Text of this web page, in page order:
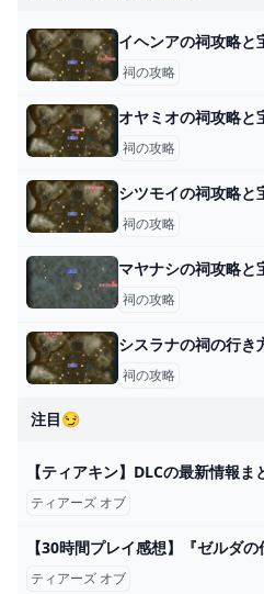
イヘンアの祠攻略と
祠の攻略
オヤミオの祠攻略と
祠の攻略
シツモイの祠攻略と
祠の攻略
マヤナシの祠攻略と
祠の攻略
シスラナの祠の行き
祠の攻略
注目😏
ティアーズ オブ
ティアーズ オブ